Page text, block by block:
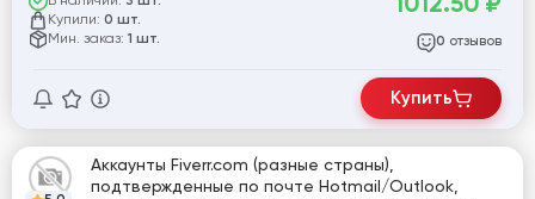
Купили: 0 шт.
Мин. заказ: 1 шт. 0 отзывов
Купить
Аккаунты Fiverr.com (разные страны),
подтвержденные по почте Hotmail/Outlook,